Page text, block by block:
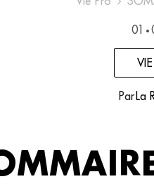
01 •
Par La